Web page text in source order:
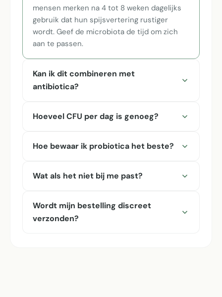
mensen merken na 4 tot 8 weken dagelijks
gebruik dat hun spijsvertering rustiger
wordt. Geef de microbiota de tijd om zich
aan te passen.
Kan ik dit combineren met
antibiotica?
Hoeveel CFU per dag is genoeg?
Hoe bewaar ik probiotica het beste?
Wat als het niet bij me past?
Wordt mijn bestelling discreet
verzonden?